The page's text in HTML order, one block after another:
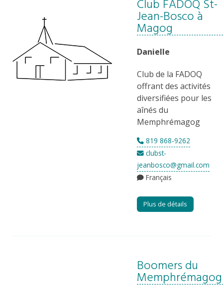
Club FADOQ St-
Jean-Bosco à
Magog
Danielle
Club de la FADOQ
offrant des activités
diversifiées pour les
aînés du
Memphrémagog
819 868-9262
clubst-
jeanbosco@gmail.com
Français
Plus de détails
Boomers du
Memphrémagog